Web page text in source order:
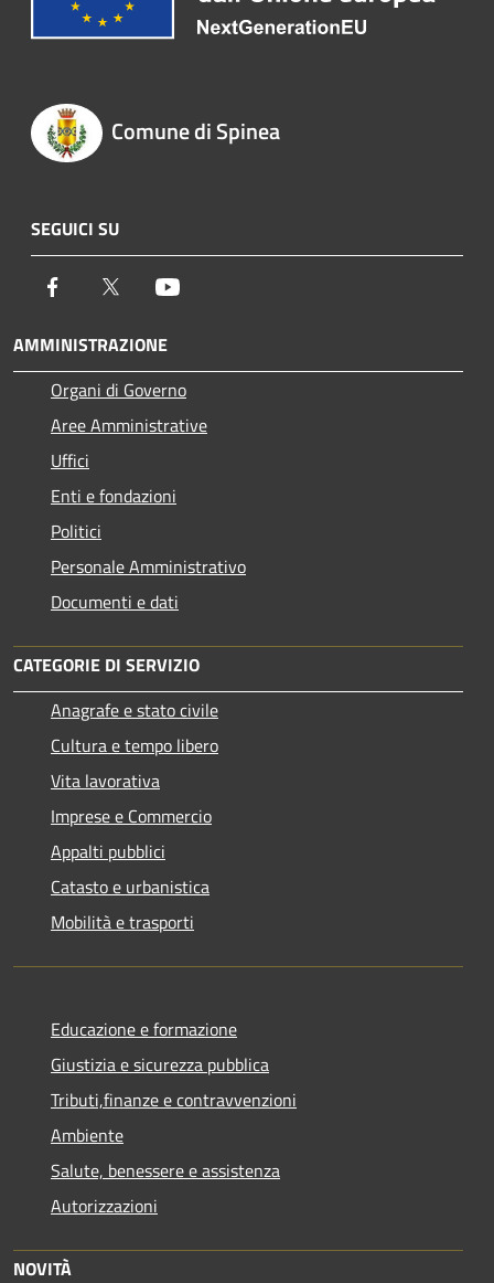
Comune di Spinea
SEGUICI SU
Facebook Twitter
AMMINISTRAZIONE
Organi di Governo
Aree Amministrative
Uffici
Enti e fondazioni
Politici
Personale Amministrativo
Documenti e dati
CATEGORIE DI SERVIZIO
Anagrafe e stato civile
Cultura e tempo libero
Vita lavorativa
Imprese e Commercio
Appalti pubblici
Catasto e urbanistica
Mobilità e trasporti
Educazione e formazione
Giustizia e sicurezza pubblica
Tributi,finanze e contravvenzioni
Ambiente
Salute, benessere e assistenza
Autorizzazioni
NOVITÀ